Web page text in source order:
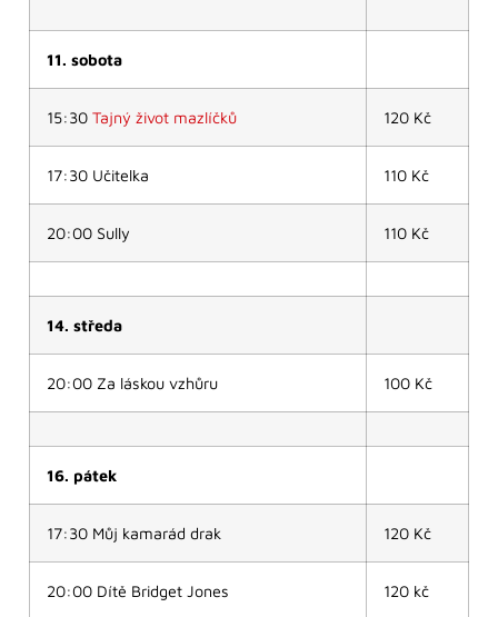
11. sobota
15:30 Tajný život mazlíčků 120 Kč
17:30 Učitelka 110 Kč
20:00 Sully 110 Kč
14. středa
20:00 Za láskou vzhůru 100 Kč
16. pátek
17:30 Můj kamarád drak 120 Kč
20:00 Dítě Bridget Jones 120 kč